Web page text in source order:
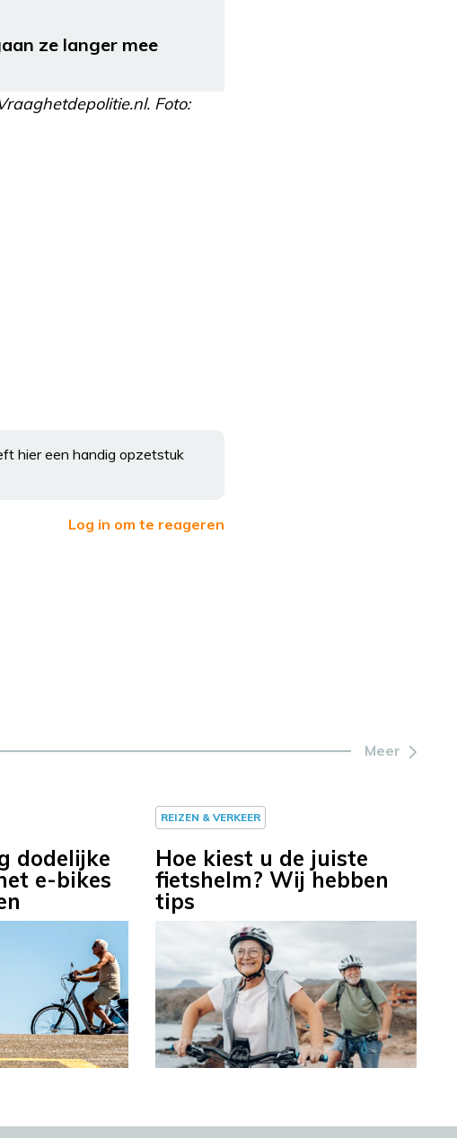
ze langer mee
Foto:
hier een handig opzetstuk
Log in om te reageren
Meer
dodelijke
e-bikes
REIZEN & VERKEER
Hoe kiest u de juiste
fietshelm? Wij hebben
tips